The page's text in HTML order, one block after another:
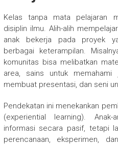
Kelas tanpa mata pelajaran
disiplin ilmu. Alih-alih
anak bekerja pada proyek
berbagai keterampilan.
komunitas bisa melibatkan
area, sains untuk memahami
membuat presentasi, dan seni
Pendekatan ini menekankan
(experiential learning).
informasi secara pasif, tetapi
perencanaan, eksperimen,